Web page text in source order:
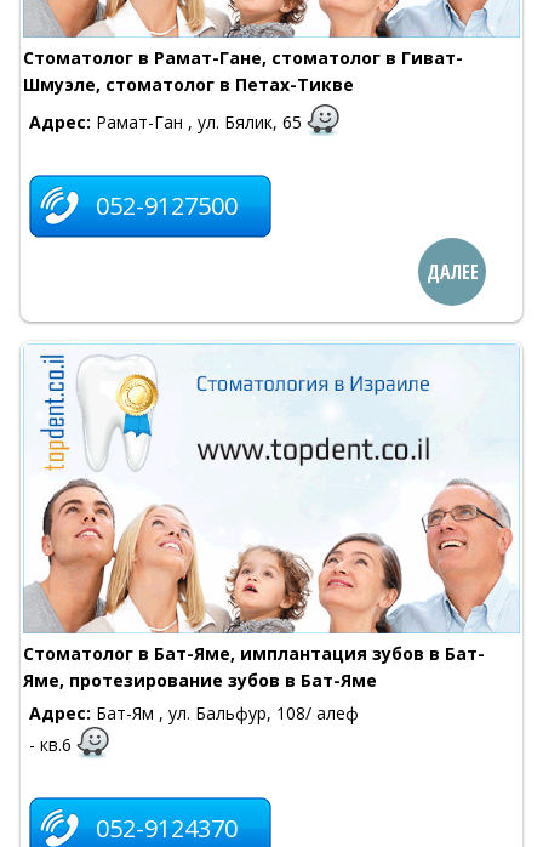
Стоматолог в Рамат-Гане, стоматолог в Гиват-
Шмуэле, стоматолог в Петах-Тикве
Адрес: Рамат-Ган , ул. Бялик, 65
052-9127500
ДАЛЕЕ
Cтоматолог в Бат-Яме, имплантация зубов в Бат-
Яме, протезирование зубов в Бат-Яме
Адрес: Бат-Ям , ул. Бальфур, 108/ алеф
- кв.6
052-9124370